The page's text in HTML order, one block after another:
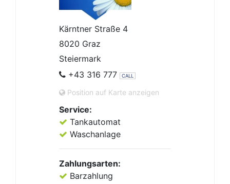
Kärntner Straße 4
8020 Graz
Steiermark
+43 316 777
CALL
Position auf Karte anzeigen
Service:
Tankautomat
Waschanlage
Zahlungsarten:
Barzahlung